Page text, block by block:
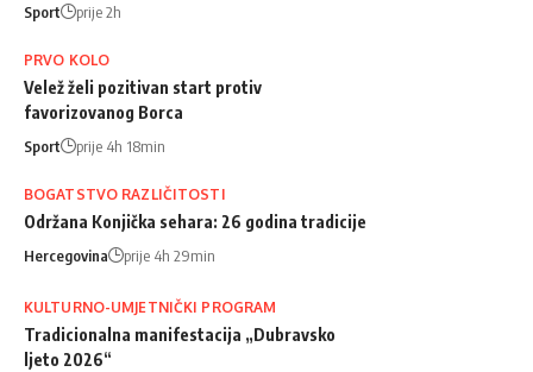
Sport prije 2h
PRVO KOLO
Velež želi pozitivan start protiv
favorizovanog Borca
Sport prije 4h 18min
BOGATSTVO RAZLIČITOSTI
Održana Konjička sehara: 26 godina tradicije
Hercegovina prije 4h 29min
KULTURNO-UMJETNIČKI PROGRAM
Tradicionalna manifestacija „Dubravsko
ljeto 2026“